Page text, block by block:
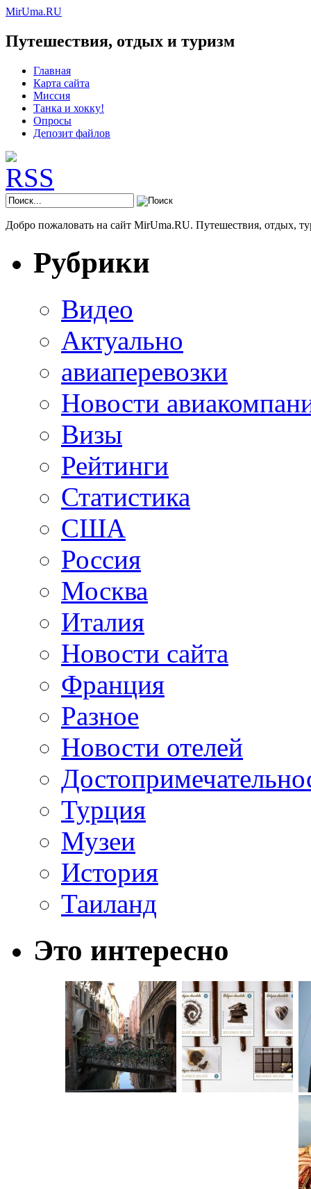
MirUma.RU
Путешествия, отдых и туризм
Главная
Карта сайта
Миссия
Танка и хокку!
Опросы
Депозит файлов
Добро пожаловать на сайт MirUma.RU. Путешествия, отдых,
Рубрики
Видео
Актуально
авиаперевозки
Новости
Визы
Рейтинги
Статистика
США
Россия
Москва
Италия
Новости сайта
Франция
Разное
Новости отелей
Турция
Музеи
История
Таиланд
Это интересно